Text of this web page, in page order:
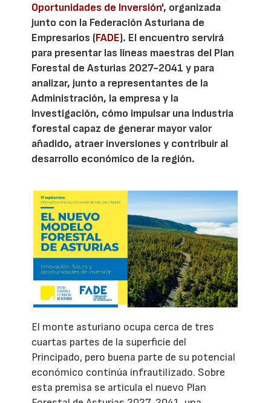
Oportunidades de Inversión', organizada
junto con la Federación Asturiana de
Empresarios (FADE). El encuentro servirá
para presentar las líneas maestras del Plan
Forestal de Asturias 2027-2041 y para
analizar, junto a representantes de la
Administración, la empresa y la
investigación, cómo impulsar una industria
forestal capaz de generar mayor valor
añadido, atraer inversiones y contribuir al
desarrollo económico de la región.
El monte asturiano ocupa cerca de tres
cuartas partes de la superficie del
Principado, pero buena parte de su potencial
económico continúa infrautilizado. Sobre
esta premisa se articula el nuevo Plan